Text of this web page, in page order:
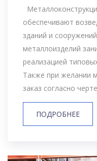
обеспечивают
зданий и
металлоизделий
реализацией
Также при желании
заказ согласно
ПОДРОБНЕЕ